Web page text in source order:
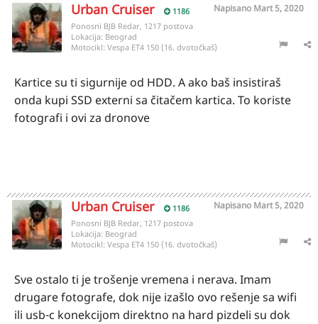
Urban Cruiser 1186 Napisano Mart 5, 2020
Ponosni BJB Redar, 1217 postova
Lokacija: Beograd
Motocikl: Vespa ET4 150 (16. dvotočkaš)
Kartice su ti sigurnije od HDD. A ako baš insistiraš
onda kupi SSD externi sa čitačem kartica. To koriste
fotografi i ovi za dronove
Urban Cruiser 1186 Napisano Mart 5, 2020
Ponosni BJB Redar, 1217 postova
Lokacija: Beograd
Motocikl: Vespa ET4 150 (16. dvotočkaš)
Sve ostalo ti je trošenje vremena i nerava. Imam
drugare fotografe, dok nije izašlo ovo rešenje sa wifi
ili usb-c konekcijom direktno na hard pizdeli su dok